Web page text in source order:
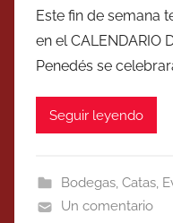
Este fin de semana
en el CALENDARIO
Penedés se
Seguir leyendo
Bodegas, Catas,
Un comentario